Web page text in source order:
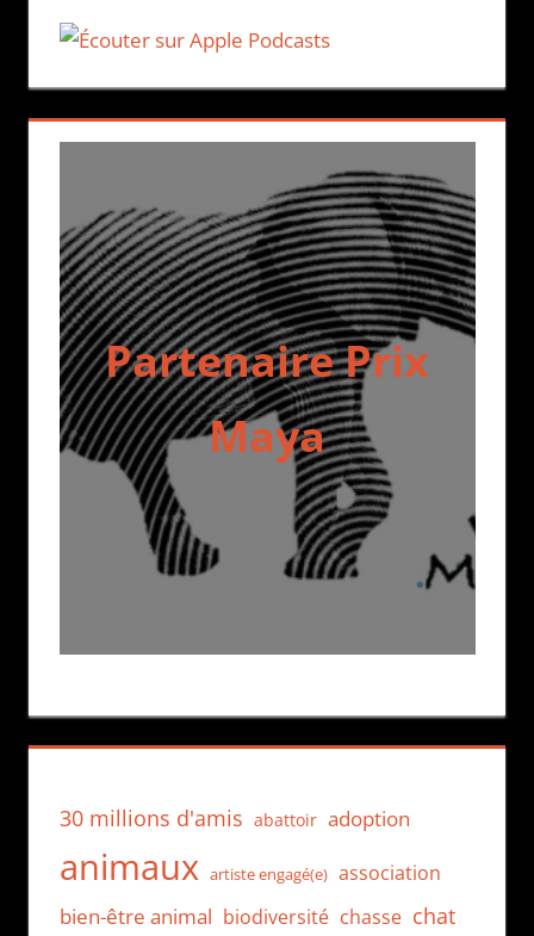
Partenaire Prix
Maya
30 millions d'amis abattoir adoption
animaux artiste engagé(e) association
bien-être animal biodiversité chasse chat